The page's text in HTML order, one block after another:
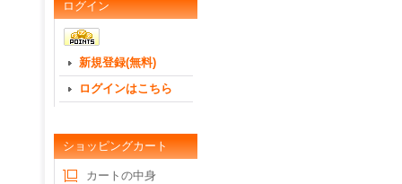
ログイン
新規登録(無料)
ログインはこちら
ショッピングカート
カートの中身